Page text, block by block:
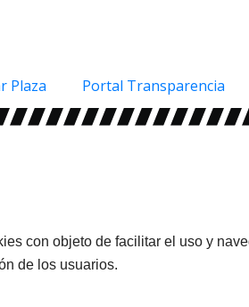
Plaza Portal Transparencia
con objeto de facilitar el uso y
de los usuarios.